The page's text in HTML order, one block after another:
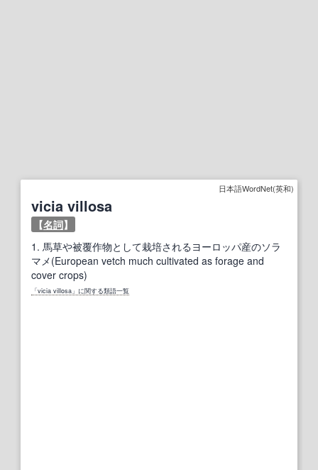
日本語WordNet(英和)
vicia villosa
【名詞】
1. 馬草や被覆作物として栽培されるヨーロッパ産のソラ
マメ(European vetch much cultivated as forage and
cover crops)
「vicia villosa」に関する類語一覧